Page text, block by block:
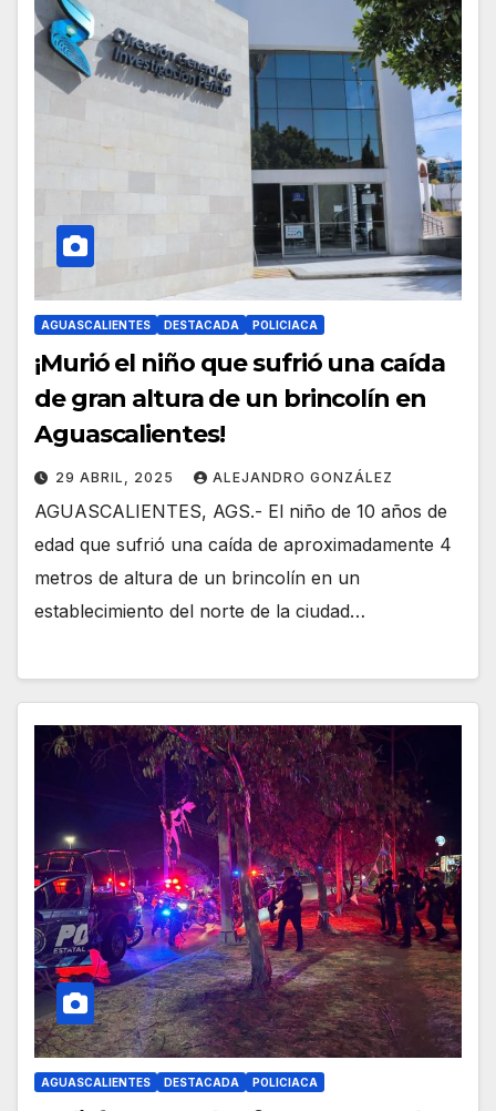
AGUASCALIENTES DESTACADA POLICIACA
¡Murió el niño que sufrió una caída
de gran altura de un brincolín en
Aguascalientes!
29 ABRIL, 2025 ALEJANDRO GONZÁLEZ
AGUASCALIENTES, AGS.- El niño de 10 años de
edad que sufrió una caída de aproximadamente 4
metros de altura de un brincolín en un
establecimiento del norte de la ciudad…
AGUASCALIENTES DESTACADA POLICIACA